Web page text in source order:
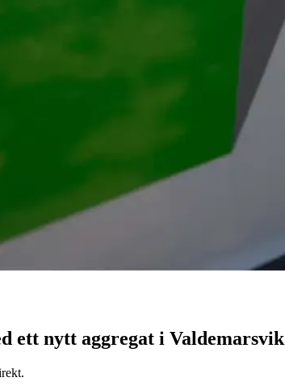
ett nytt aggregat i Valdemarsvik